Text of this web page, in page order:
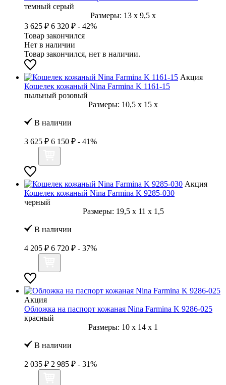
темный серый
Размеры: 13 x 9,5 x
3 625 ₽ 6 320 ₽ - 42%
Товар закончился
Нет в наличии
Товар закончился, нет в наличии.
Акция
Кошелек кожаный Nina Farmina K 1161-15
пыльный розовый
Размеры: 10,5 x 15 x
В наличии
3 625 ₽ 6 150 ₽ - 41%
Акция
Кошелек кожаный Nina Farmina K 9285-030
черный
Размеры: 19,5 x 11 x 1,5
В наличии
4 205 ₽ 6 720 ₽ - 37%
Акция
Обложка на паспорт кожаная Nina Farmina K 9286-025
красный
Размеры: 10 x 14 x 1
В наличии
2 035 ₽ 2 985 ₽ - 31%